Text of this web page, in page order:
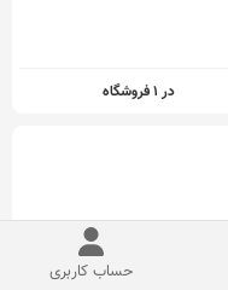
در 1 فروشگاه
حساب کاربری